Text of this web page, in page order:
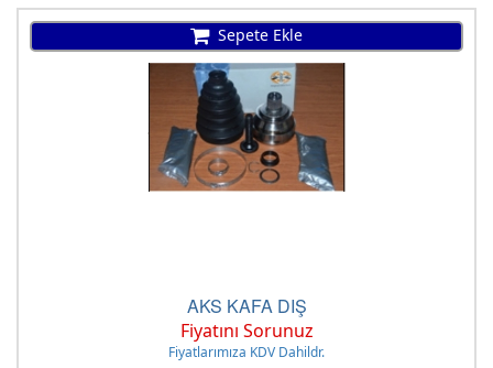
Sepete Ekle
AKS KAFA DIŞ
Fiyatını Sorunuz
Fiyatlarımıza KDV Dahildr.